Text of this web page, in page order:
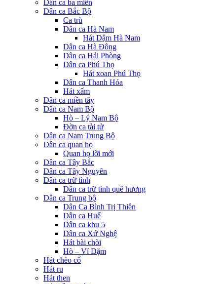
Dân ca ba miền
Dân ca Bắc Bộ
Ca trù
Dân ca Hà Nam
Hát Dậm Hà Nam
Dân ca Hà Đông
Dân ca Hải Phòng
Dân ca Phú Thọ
Hát xoan Phú Thọ
Dân ca Thanh Hóa
Hát xẩm
Dân ca miền tây
Dân ca Nam Bộ
Hò – Lý Nam Bộ
Đờn ca tài tử
Dân ca Nam Trung Bộ
Dân ca quan họ
Quan họ lời mới
Dân ca Tây Bắc
Dân ca Tây Nguyên
Dân ca trữ tình
Dân ca trữ tình quê hương
Dân ca Trung bộ
Dân Ca Bình Trị Thiên
Dân ca Huế
Dân ca khu 5
Dân ca Xứ Nghệ
Hát bài chòi
Hò – Ví Dặm
Hát chèo cổ
Hát ru
Hát then